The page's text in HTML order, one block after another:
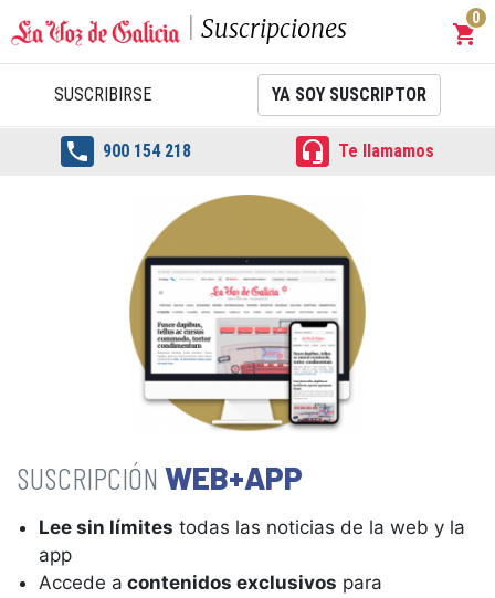
Suscripciones shopping_cart
0
SUSCRIBIRSE YA SOY SUSCRIPTOR
 900 154 218  Te llamamos
WEB+APP
Lee sin límites todas las noticias de la web y la
app
Accede a contenidos exclusivos para